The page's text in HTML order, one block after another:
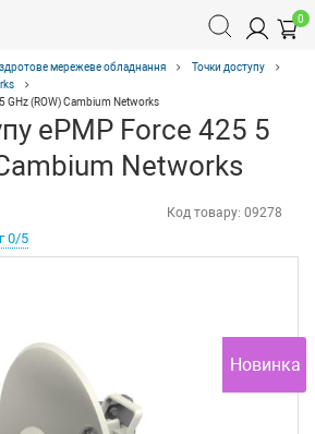
0
мережеве обладнання
Точки доступу
GHz (ROW) Cambium Networks
ePMP Force 425 5
Networks
Код товару: 09278
0/5
Новинка